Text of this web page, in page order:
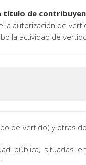
título de
la autorización de
la actividad de
de vertido) y otras
pública, situadas
.